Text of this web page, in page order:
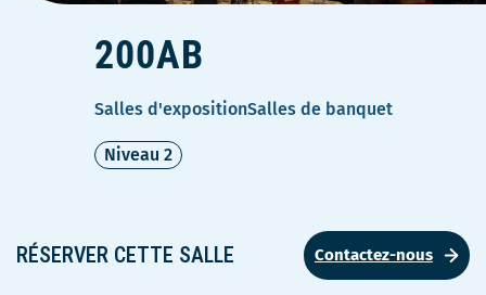
200AB
Salles d'expositionSalles de banquet
Niveau 2
RÉSERVER CETTE SALLE Contactez-nous